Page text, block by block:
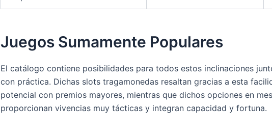
Juegos Sumamente Populares
El catálogo contiene posibilidades para todos estos inclinaciones
con práctica. Dichas slots tragamonedas resaltan gracias a esta
potencial con premios mayores, mientras que dichos opciones en
proporcionan vivencias muy tácticas y integran capacidad y fortuna.